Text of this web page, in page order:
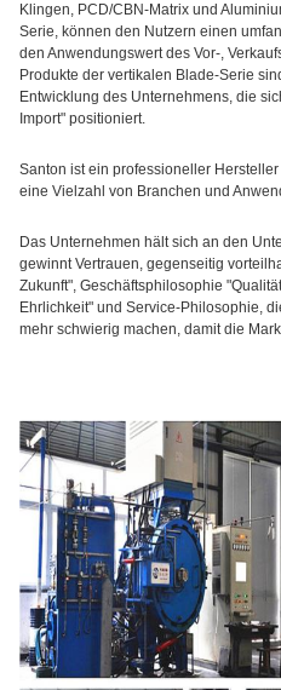
Klingen, PCD/CBN-Matrix und
Serie, können den Nutzern einen
den Anwendungswert des Vor-,
Produkte der vertikalen Blade-Serie
Entwicklung des Unternehmens, die
Import" positioniert.
Santon ist ein professioneller
eine Vielzahl von Branchen und
Das Unternehmen hält sich an den
gewinnt Vertrauen, gegenseitig
Zukunft", Geschäftsphilosophie
Ehrlichkeit" und Service-Philosophie,
mehr schwierig machen, damit die